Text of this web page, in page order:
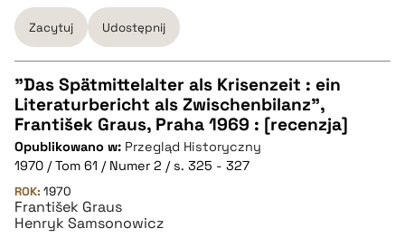
pobierz cytat
Zacytuj Udostępnij
CZYSTY TEKST
pobierz cytat
BIBTEX
"Das Spätmittelalter als Krisenzeit : ein
Literaturbericht als Zwischenbilanz",
František Graus, Praha 1969 : [recenzja]
Opublikowano w: Przegląd Historyczny
1970 / Tom 61 / Numer 2 / s. 325 - 327
ROK: 1970
František Graus
Henryk Samsonowicz